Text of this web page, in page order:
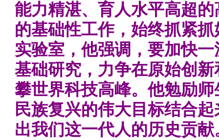
能力精湛、育人水平高超
的基础性工作，始终抓紧
实验室，他强调，要加快
基础研究，力争在原始创
攀世界科技高峰。他勉励
民族复兴的伟大目标结合
出我们这一代人的历史贡